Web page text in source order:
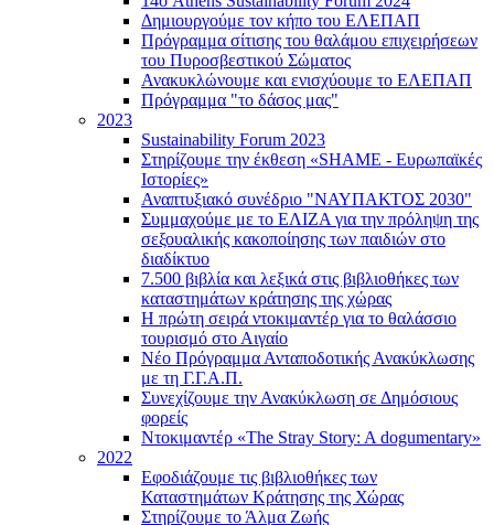
Δημιουργούμε τον κήπο του ΕΛΕΠΑΠ
Πρόγραμμα σίτισης του θαλάμου επιχειρήσεων
του Πυροσβεστικού Σώματος
Ανακυκλώνουμε και ενισχύουμε το ΕΛΕΠΑΠ
Πρόγραμμα "το δάσος μας"
2023
Sustainability Forum 2023
Στηρίζουμε την έκθεση «SHAME - Ευρωπαϊκές
Ιστορίες»
Αναπτυξιακό συνέδριο "ΝΑΥΠΑΚΤΟΣ 2030"
Συμμαχούμε με το ΕΛΙΖΑ για την πρόληψη της
σεξουαλικής κακοποίησης των παιδιών στο
διαδίκτυο
7.500 βιβλία και λεξικά στις βιβλιοθήκες των
καταστημάτων κράτησης της χώρας
Η πρώτη σειρά ντοκιμαντέρ για το θαλάσσιο
τουρισμό στο Αιγαίο
Νέο Πρόγραμμα Ανταποδοτικής Ανακύκλωσης
με τη Γ.Γ.Α.Π.
Συνεχίζουμε την Ανακύκλωση σε Δημόσιους
φορείς
Ντοκιμαντέρ «The Stray Story: A dogumentary»
2022
Εφοδιάζουμε τις βιβλιοθήκες των
Καταστημάτων Κράτησης της Χώρας
Στηρίζουμε το Άλμα Ζωής